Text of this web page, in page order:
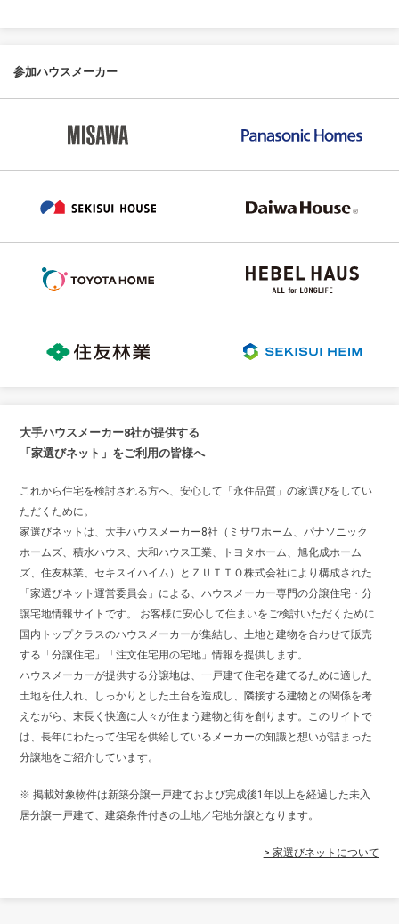
参加ハウスメーカー
大手ハウスメーカー8社が提供する
「家選びネット」をご利用の皆様へ
これから住宅を検討される方へ、安心して「永住品質」の家選びをしてい
ただくために。
家選びネットは、大手ハウスメーカー8社（ミサワホーム、パナソニック
ホームズ、積水ハウス、大和ハウス工業、トヨタホーム、旭化成ホーム
ズ、住友林業、セキスイハイム）とＺＵＴＴＯ株式会社により構成された
「家選びネット運営委員会」による、ハウスメーカー専門の分譲住宅・分
譲宅地情報サイトです。 お客様に安心して住まいをご検討いただくために
国内トップクラスのハウスメーカーが集結し、土地と建物を合わせて販売
する「分譲住宅」「注文住宅用の宅地」情報を提供します。
ハウスメーカーが提供する分譲地は、一戸建て住宅を建てるために適した
土地を仕入れ、しっかりとした土台を造成し、隣接する建物との関係を考
えながら、末長く快適に人々が住まう建物と街を創ります。このサイトで
は、長年にわたって住宅を供給しているメーカーの知識と想いが詰まった
分譲地をご紹介しています。
※ 掲載対象物件は新築分譲一戸建ておよび完成後1年以上を経過した未入
居分譲一戸建て、建築条件付きの土地／宅地分譲となります。
> 家選びネットについて